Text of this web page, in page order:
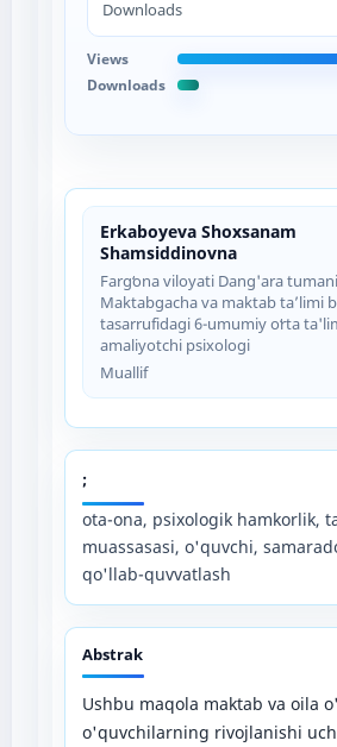
Erkaboyeva Shoxsanam
Shamsiddinovna
Fargʻona viloyati Dang'ara tumani
Maktabgacha va maktab taʼlimi
tasarrufidagi 6-umumiy oʻrta
amaliyotchi psixologi
Muallif
;
ota-ona, psixologik hamkorlik,
muassasasi, o'quvchi,
qo'llab-quvvatlash
Abstrak
Ushbu maqola maktab va oila
o'quvchilarning rivojlanishi
Downloads
Views
Downloads